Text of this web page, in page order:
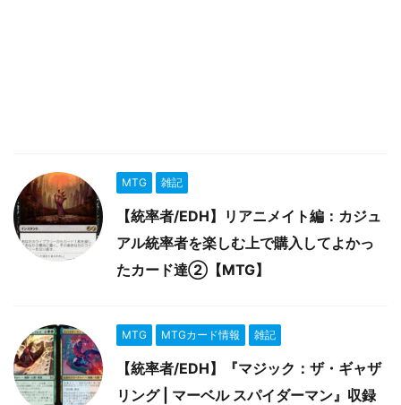
MTG 雑記
【統率者/EDH】リアニメイト編：カジュ
アル統率者を楽しむ上で購入してよかっ
たカード達②【MTG】
MTG MTGカード情報 雑記
【統率者/EDH】『マジック：ザ・ギャザ
リング | マーベル スパイダーマン』収録